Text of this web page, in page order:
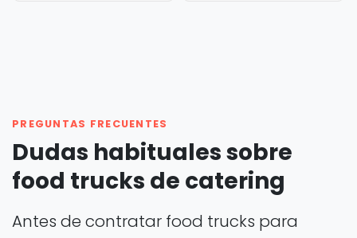
PREGUNTAS FRECUENTES
Dudas habituales sobre
food trucks de catering
Antes de contratar food trucks para